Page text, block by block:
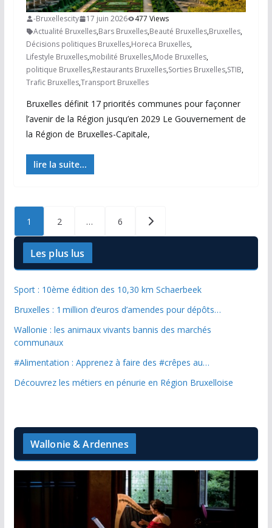
-Bruxellescity 17 juin 2026
477 Views
Actualité Bruxelles,Bars Bruxelles,Beauté Bruxelles,Bruxelles,
Décisions politiques Bruxelles,Horeca Bruxelles,
Lifestyle Bruxelles,mobilité Bruxelles,Mode Bruxelles,
politique Bruxelles,Restaurants Bruxelles,Sorties Bruxelles,STIB,
Trafic Bruxelles,Transport Bruxelles
Bruxelles définit 17 priorités communes pour façonner
l’avenir de la Région jusqu’en 2029 Le Gouvernement de
la Région de Bruxelles-Capitale,
lire la suite...
Posts
pagination
1 2 … 6
Les plus lus
Sport : 10ème édition des 10,30 km Schaerbeek
Bruxelles : 1 million d’euros d’amendes pour dépôts…
Wallonie : les animaux vivants bannis des marchés
communaux
#Alimentation : Apprenez à faire des #crêpes au…
Découvrez les métiers en pénurie en Région Bruxelloise
Wallonie & Ardennes